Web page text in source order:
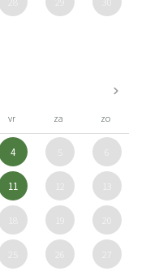
vr za zo
4
11